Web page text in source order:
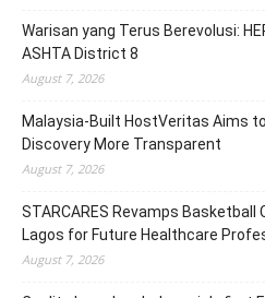
Warisan yang Terus Berevolusi:
ASHTA District 8
August 7, 2026
Malaysia-Built HostVeritas Aims
Discovery More Transparent
August 7, 2026
STARCARES Revamps
Lagos for Future Healthcare
August 7, 2026